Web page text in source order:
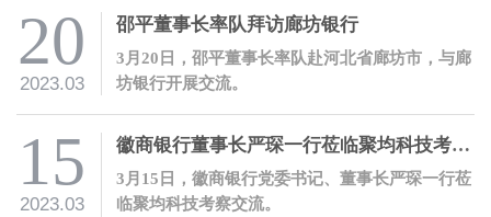
20
2023.03
邵平董事长率队拜访廊坊银行
3月20日，邵平董事长率队赴河北省廊坊市，与廊
坊银行开展交流。
15
2023.03
徽商银行董事长严琛一行莅临聚均科技考察交流
3月15日，徽商银行党委书记、董事长严琛一行莅
临聚均科技考察交流。